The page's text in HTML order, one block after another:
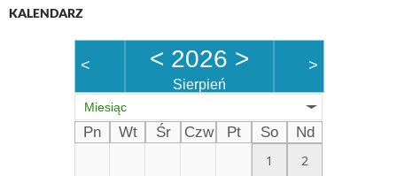
KALENDARZ
< < 2026 >
Sierpień
>
Miesiąc
Pn Wt Śr Czw Pt So
Nd
1
2